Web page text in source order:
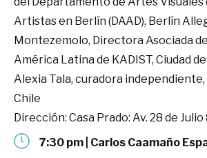
Artistas en Berlín (DAAD), Berlín
Montezemolo, Directora Asociada
América Latina de KADIST, Ciudad
Alexia Tala, curadora
Chile
Dirección: Casa Prado: Av. 28 de
7:30 pm | Carlos Caamaño